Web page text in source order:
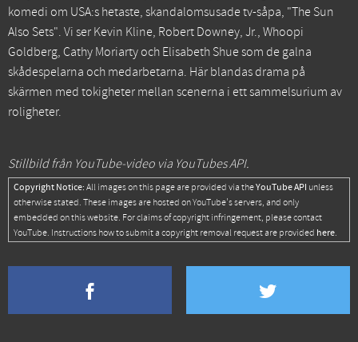
komedi om USA:s hetaste, skandalomsusade tv-såpa, "The Sun
Also Sets". Vi ser Kevin Kline, Robert Downey, Jr., Whoopi
Goldberg, Cathy Moriarty och Elisabeth Shue som de galna
skådespelarna och medarbetarna. Här blandas drama på
skärmen med tokigheter mellan scenerna i ett sammelsurium av
roligheter.
Stillbild från YouTube-video via YouTubes API.
Copyright Notice: All images on this page are provided via theYouTube API unless
otherwise stated. These images are hosted on YouTube's servers, and only
embedded on this website. For claims of copyright infringement, please contact
YouTube. Instructions how to submit a copyright removal request are provided here.